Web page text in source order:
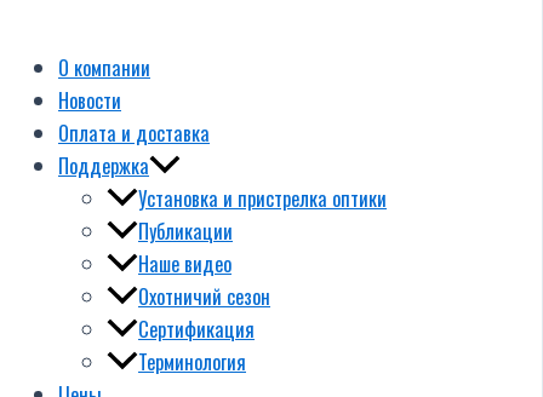
О компании
Новости
Оплата и доставка
Поддержка
Установка и пристрелка оптики
Публикации
Наше видео
Охотничий сезон
Сертификация
Терминология